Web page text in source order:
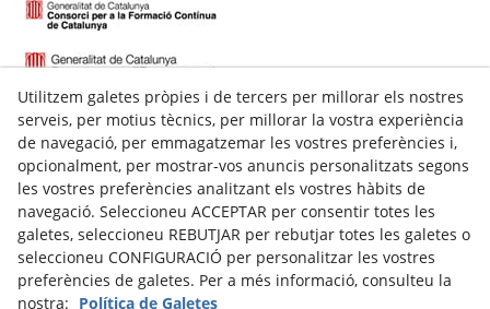
C/ Talladell, 7-9 Baixos
Espanya
Utilitzem galetes pròpies i de tercers per millorar els nostres
serveis, per motius tècnics, per millorar la vostra experiència
de navegació, per emmagatzemar les vostres preferències i,
opcionalment, per mostrar-vos anuncis personalitzats segons
les vostres preferències analitzant els vostres hàbits de
navegació. Seleccioneu ACCEPTAR per consentir totes les
galetes, seleccioneu REBUTJAR per rebutjar totes les galetes o
seleccioneu CONFIGURACIÓ per personalitzar les vostres
preferències de galetes. Per a més informació, consulteu la
nostra: Política de Galetes